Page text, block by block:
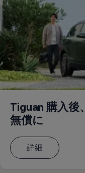
Golf
Golf
Passat
ID.
アフターサービス
サービスと
フォ
点検と
修理
エン
路上
フォ
アクセサリー
お客様情報
Tiguan 購入後
無償に
詳細